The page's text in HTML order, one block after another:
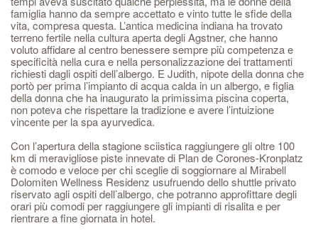
famiglia hanno da sempre accettato e vinto tutte le sfide della
vita, compresa questa. L’antica medicina indiana ha trovato
terreno fertile nella cultura aperta degli Agstner, che hanno
voluto affidare al centro benessere sempre più competenza e
specificità nella cura e nella personalizzazione dei trattamenti
richiesti dagli ospiti dell’albergo. E Judith, nipote della donna che
portò per prima l’impianto di acqua calda in un albergo, e figlia
della donna che ha inaugurato la primissima piscina coperta,
non poteva che rispettare la tradizione e avere l’intuizione
vincente per la spa ayurvedica.
Con l’apertura della stagione sciistica raggiungere gli oltre 100
km di meravigliose piste innevate di Plan de Corones-Kronplatz
è comodo e veloce per chi sceglie di soggiornare al Mirabell
Dolomiten Wellness Residenz usufruendo dello shuttle privato
riservato agli ospiti dell’albergo, che potranno approfittare degli
orari più comodi per raggiungere gli impianti di risalita e per
rientrare a fine giornata in hotel.